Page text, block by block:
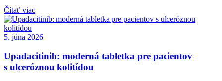
Čítať viac
5. júna 2026
Upadacitinib: moderná tabletka pre pacientov
s ulceróznou kolitídou